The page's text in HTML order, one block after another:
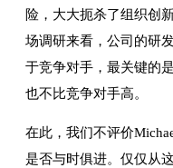
险，大大扼杀了组织创
场调研来看，公司的研
于竞争对手，最关键的
也不比竞争对手高。
在此，我们不评价
是否与时俱进。仅仅从